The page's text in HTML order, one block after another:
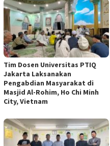
Tim Dosen Universitas PTIQ
Jakarta Laksanakan
Pengabdian Masyarakat di
Masjid Al-Rohim, Ho Chi Minh
City, Vietnam